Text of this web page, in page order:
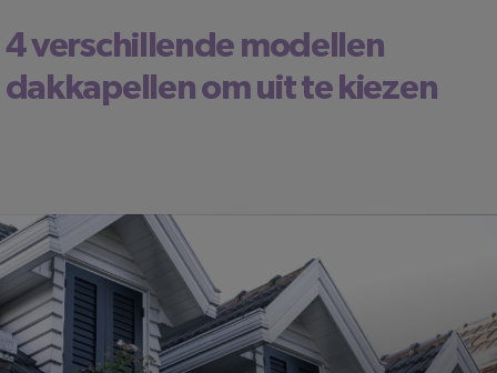
4 verschillende modellen
dakkapellen om uit te kiezen
LEESTIJD: 3 MINUTEN